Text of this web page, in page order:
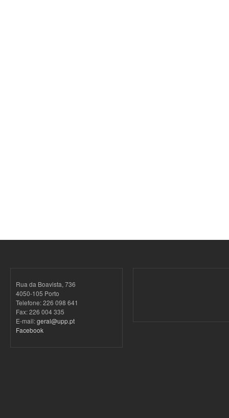
Rua da Boavista, 736
4050-105 Porto
Telefone: 226 098 641
Fax: 226 004 335
E-mail:geral@upp.pt
Facebook